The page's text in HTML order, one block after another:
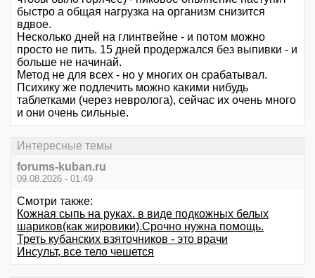
быстро а общая нагрузка на организм снизится
вдвое.
Несколько дней на глинтвейне - и потом можно
просто не пить. 15 дней продержался без выпивки - и
больше не начинай.
Метод не для всех - но у многих он срабатывал.
Психику же подлечить можно какими нибудь
таблетками (через невролога), сейчас их очень много
и они очень сильные.
Интересные темы
forums-kuban.ru
09.08.2026 - 01:49
Смотри также:
Кожная сыпь на руках. в виде подкожных белых
шариков(как жировики).Срочно нужна помощь.
Треть кубанских взяточников - это врачи
Инсульт, все тело чешется